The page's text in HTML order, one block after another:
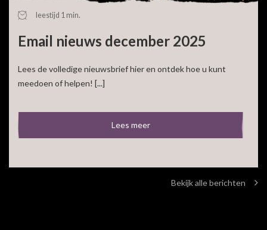
leestijd 1 min.
Email nieuws december 2025
Lees de volledige nieuwsbrief hier en ontdek hoe u kunt
meedoen of helpen! [...]
Lees meer
Bekijk alle berichten